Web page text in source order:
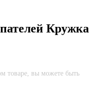
Кружка
товаре, вы можете быть